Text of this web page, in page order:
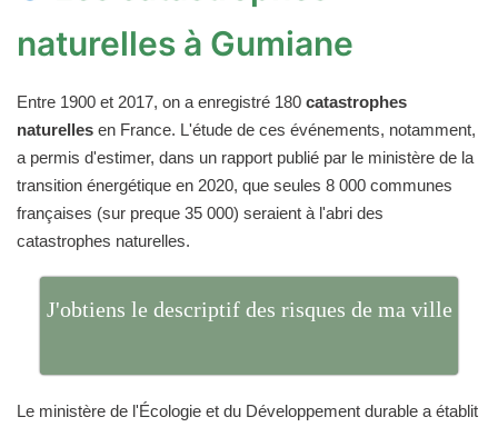
naturelles à Gumiane
Entre 1900 et 2017, on a enregistré 180 catastrophes
naturelles en France. L'étude de ces événements, notamment,
a permis d'estimer, dans un rapport publié par le ministère de la
transition énergétique en 2020, que seules 8 000 communes
françaises (sur preque 35 000) seraient à l'abri des
catastrophes naturelles.
J'obtiens le descriptif des risques de ma ville
Le ministère de l'Écologie et du Développement durable a établit